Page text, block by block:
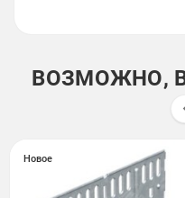
ВОЗМОЖНО,
Новое